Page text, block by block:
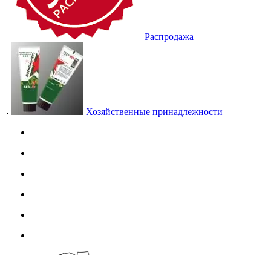
Распродажа
Хозяйственные принадлежности